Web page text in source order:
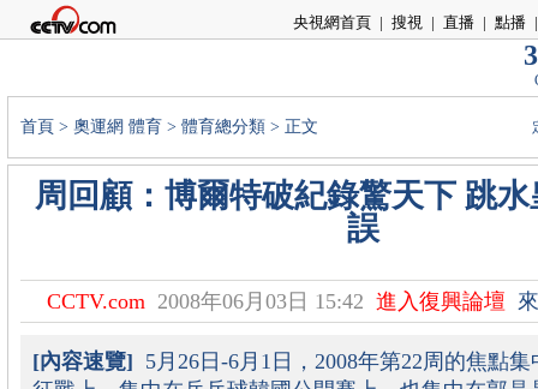
央視網首頁 | 搜視 | 直播 | 點播 |
首頁 > 奧運網 體育 > 體育總分類 > 正文
周回顧：博爾特破紀錄驚天下 跳
誤
CCTV.com 2008年06月03日 15:42 進入復興論壇
[內容速覽] 5月26日-6月1日，2008年第22周的焦點